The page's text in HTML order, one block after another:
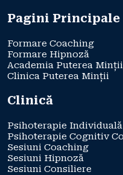
Pagini Principale
Formare Coaching
Formare Hipnoză
Academia Puterea Minții
Clinica Puterea Minții
Clinică
Psihoterapie Individuală
Psihoterapie Cognitiv
Sesiuni Coaching
Sesiuni Hipnoză
Sesiuni Consiliere